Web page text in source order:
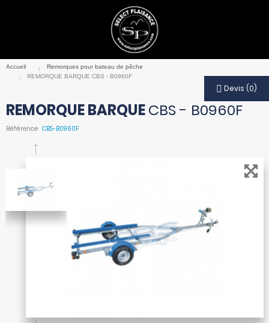
Devis (0)
REMORQUE BARQUECBS - B0960F
Référence CBS-B0960F